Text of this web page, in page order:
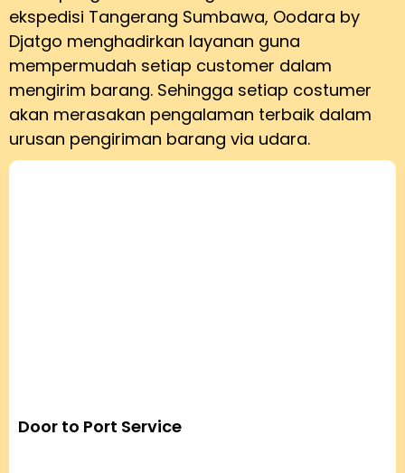
ekspedisi Tangerang Sumbawa, Oodara by
Djatgo menghadirkan layanan guna
mempermudah setiap customer dalam
mengirim barang. Sehingga setiap costumer
akan merasakan pengalaman terbaik dalam
urusan pengiriman barang via udara.
Door to Port Service